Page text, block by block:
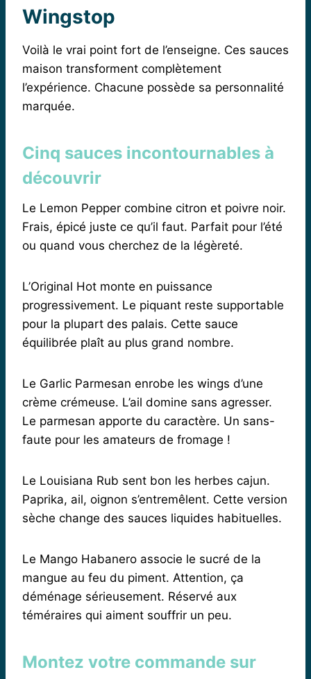
Wingstop
Voilà le vrai point fort de l’enseigne. Ces sauces
maison transforment complètement
l’expérience. Chacune possède sa personnalité
marquée.
Cinq sauces incontournables à
découvrir
Le Lemon Pepper combine citron et poivre noir.
Frais, épicé juste ce qu’il faut. Parfait pour l’été
ou quand vous cherchez de la légèreté.
L’Original Hot monte en puissance
progressivement. Le piquant reste supportable
pour la plupart des palais. Cette sauce
équilibrée plaît au plus grand nombre.
Le Garlic Parmesan enrobe les wings d’une
crème crémeuse. L’ail domine sans agresser.
Le parmesan apporte du caractère. Un sans-
faute pour les amateurs de fromage !
Le Louisiana Rub sent bon les herbes cajun.
Paprika, ail, oignon s’entremêlent. Cette version
sèche change des sauces liquides habituelles.
Le Mango Habanero associe le sucré de la
mangue au feu du piment. Attention, ça
déménage sérieusement. Réservé aux
téméraires qui aiment souffrir un peu.
Montez votre commande sur